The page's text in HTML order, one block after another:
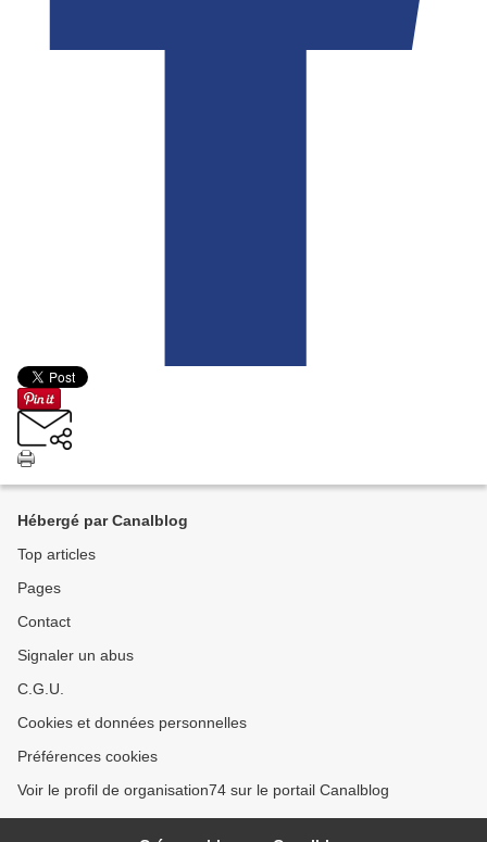
Hébergé par Canalblog
Top articles
Pages
Contact
Signaler un abus
C.G.U.
Cookies et données personnelles
Préférences cookies
Voir le profil de organisation74 sur le portail Canalblog